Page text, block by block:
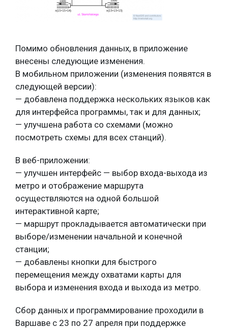
Помимо обновления данных, в приложение
внесены следующие изменения.
В мобильном приложении (изменения появятся в
следующей версии):
— добавлена поддержка нескольких языков как
для интерфейса программы, так и для данных;
— улучшена работа со схемами (можно
посмотреть схемы для всех станций).
В веб-приложении:
— улучшен интерфейс — выбор входа-выхода из
метро и отображение маршрута
осуществляются на одной большой
интерактивной карте;
— маршрут прокладывается автоматически при
выборе/изменении начальной и конечной
станции;
— добавлены кнопки для быстрого
перемещения между охватами карты для
выбора и изменения входа и выхода из метро.
Сбор данных и программирование проходили в
Варшаве с 23 по 27 апреля при поддержке